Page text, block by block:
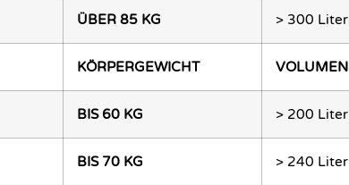
ÜBER 85 KG > 300 Liter
KÖRPERGEWICHT VOLUMEN
BIS 60 KG > 200 Liter
BIS 70 KG > 240 Liter